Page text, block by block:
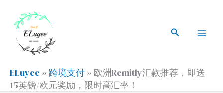
搜
ELuyee » 跨境支付 » 欧洲Remitly汇款推荐，即送
15英镑/欧元奖励，限时高汇率！
索